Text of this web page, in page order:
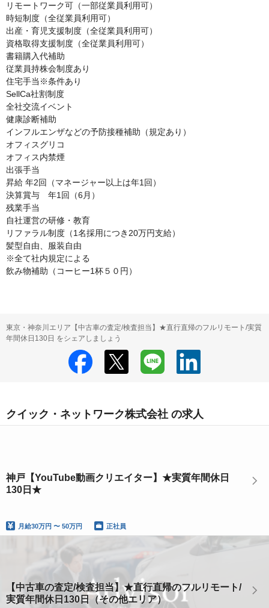
リモートワーク可（一部従業員利用可）
時短制度（全従業員利用可）
出産・育児支援制度（全従業員利用可）
資格取得支援制度（全従業員利用可）
書籍購入代補助
従業員持株会制度あり
住宅手当※条件あり
SellCa社割制度
全社交流イベント
健康診断補助
インフルエンザなどの予防接種補助（規定あり）
オフィスグリコ
オフィス内禁煙
出張手当
昇給 年2回（マネージャー以上は年1回）
決算賞与　年1回（6月）
残業手当
自社運営の研修・教育
リファラル制度（1名採用につき20万円支給）
髪型自由、服装自由
※全て社内規定による
飲み物補助（コーヒー1杯５０円）
東京・神奈川エリア【中古車の査定/検査担当】★直行直帰のフルリモート/実質
年間休日130日 をシェアしましょう
クイック・ネットワーク株式会社 の求人
神戸【YouTube動画クリエイター】★実質年間休日
130日★
月給30万円 〜 50万円 正社員
【中古車の査定/検査担当】★直行直帰のフルリモート/
実質年間休日130日（その他エリア）